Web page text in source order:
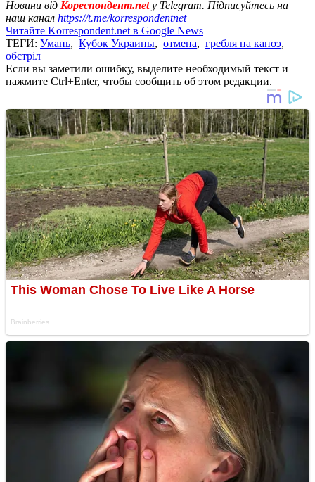
Новини від Кореспондент.netу Telegram. Підписуйтесь на
наш канал https://t.me/korrespondentnet
Читайте Korrespondent.net в Google News
ТЕГИ: Умань, Кубок Украины, отмена, гребля на каноэ,
обстріл
Если вы заметили ошибку, выделите необходимый текст и
нажмите Ctrl+Enter, чтобы сообщить об этом редакции.